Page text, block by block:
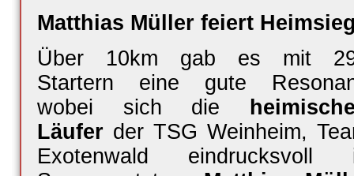
Matthias Müller feiert
Über 10km gab es mit
Startern eine gute
wobei sich die
Läufer der TSG Weinheim,
Exotenwald eindrucksvoll